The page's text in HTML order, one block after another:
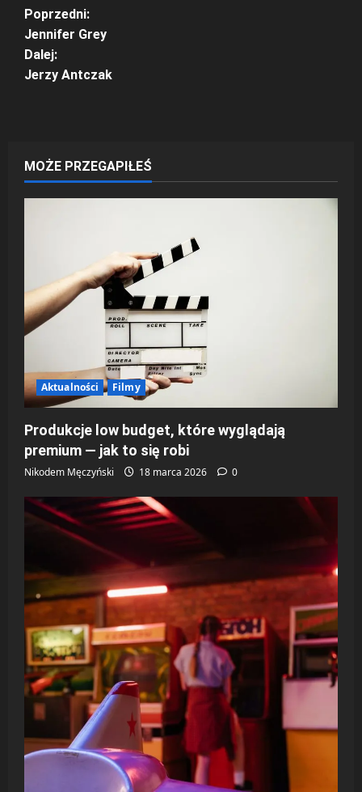
Z
o
b
c
z
i
s
Poprzedni:
Jennifer Grey
Dalej:
Jerzy Antczak
MOŻE PRZEGAPIŁEŚ
Aktualności Filmy
Produkcje low budget, które wyglądają
premium — jak to się robi
Nikodem Męczyński 18 marca 2026 0